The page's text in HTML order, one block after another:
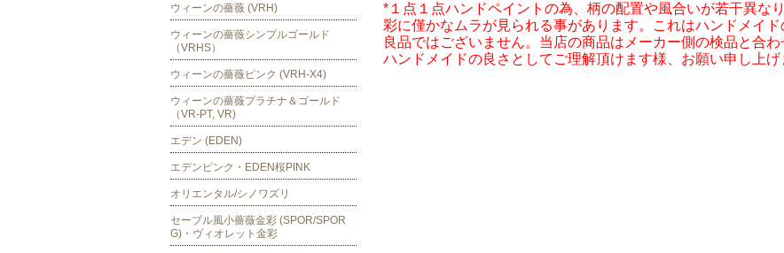
*１点１点ハンドペイントの為、柄の配置や風合いが若干異なり
彩に僅かなムラが見られる事があります。これはハンドメイ
良品ではございません。当店の商品はメーカー側の検品と合
ハンドメイドの良さとしてご理解頂けます様、お願い申し上げ
ウィーンの薔薇 (VRH)
ウィーンの薔薇シンプルゴールド
（VRHS）
ウィーンの薔薇ピンク (VRH-X4)
ウィーンの薔薇プラチナ＆ゴールド
（VR-PT, VR)
エデン (EDEN)
エデンピンク・EDEN桜PINK
オリエンタル/シノワズリ
セーブル風小薔薇金彩 (SPOR/SPOR
G)・ヴィオレット金彩